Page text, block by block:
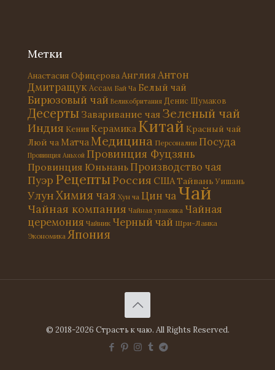
Метки
Анастасия ОфицероваАнглия Антон
Дмитращук Ассам Бай Ча Белый чай
Бирюзовый чай Великобритания Денис Шумаков
Десерты Заваривание чая Зеленый чай
Индия Кения Керамика Китай Красный чай
Люй ча МатчаМедицина Персоналии Посуда
Провинция Аньхой Провинция Фуцзянь
Провинция Юньнань Производство чая
Пуэр РецептыРоссия СШАТайвань Уишань
УлунХимия чая Хун ча Цин чаЧай
Чайная компания Чайная упаковка Чайная
церемония Чайник Черный чай Шри-Ланка
Экономика Япония
© 2018-2026 Страсть к чаю. All Rights Reserved.